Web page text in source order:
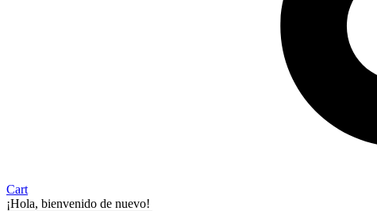
Cart
¡Hola, bienvenido de nuevo!